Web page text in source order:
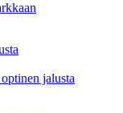
jalusta